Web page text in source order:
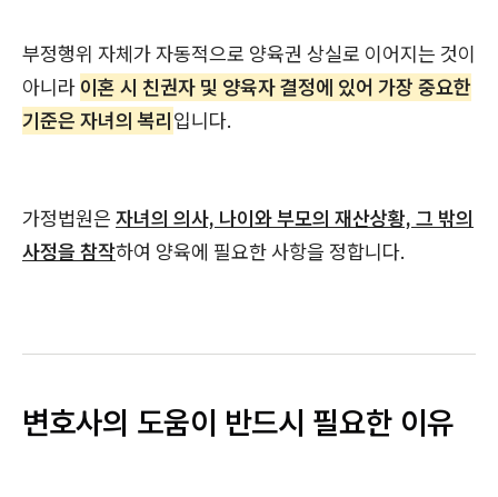
부정행위 자체가 자동적으로 양육권 상실로 이어지는 것이
아니라 이혼 시 친권자 및 양육자 결정에 있어 가장 중요한
기준은 자녀의 복리입니다.
가정법원은 자녀의 의사, 나이와 부모의 재산상황, 그 밖의
사정을 참작하여 양육에 필요한 사항을 정합니다.
변호사의 도움이 반드시 필요한 이유